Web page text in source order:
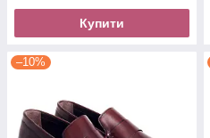
Купити
–10%